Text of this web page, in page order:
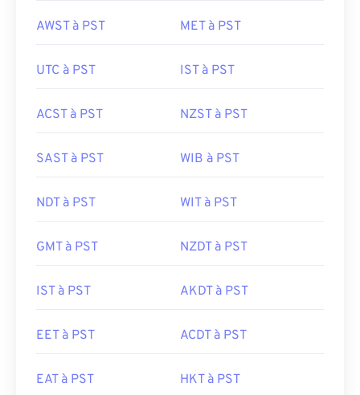
AWST à PST MET à PST
UTC à PST IST à PST
ACST à PST NZST à PST
SAST à PST WIB à PST
NDT à PST WIT à PST
GMT à PST NZDT à PST
IST à PST AKDT à PST
EET à PST ACDT à PST
EAT à PST HKT à PST